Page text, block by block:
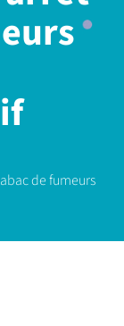
de fumeurs